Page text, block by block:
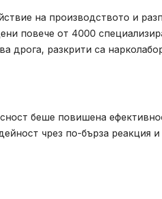
на производството и
повече от 4000
дрога, разкрити са
беше повишена
чрез по-бърза реакция